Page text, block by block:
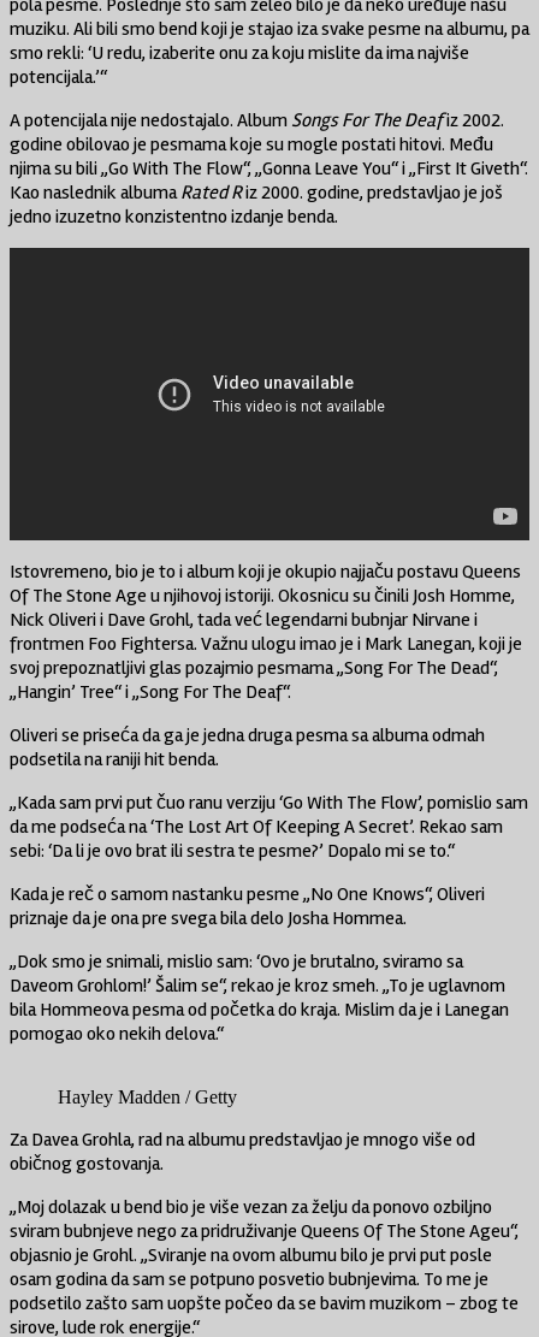
muziku. Ali bili smo bend koji je stajao iza svake pesme na albumu, pa
smo rekli: ‘U redu, izaberite onu za koju mislite da ima najviše
potencijala.’“
A potencijala nije nedostajalo. Album Songs For The Deafiz 2002.
godine obilovao je pesmama koje su mogle postati hitovi. Među
njima su bili „Go With The Flow“, „Gonna Leave You“ i „First It Giveth“.
Kao naslednik albumaRated Riz 2000. godine, predstavljao je još
jedno izuzetno konzistentno izdanje benda.
Istovremeno, bio je to i album koji je okupio najjaču postavu Queens
Of The Stone Age u njihovoj istoriji. Okosnicu su činili Josh Homme,
Nick Oliveri i Dave Grohl, tada već legendarni bubnjar Nirvane i
frontmen Foo Fightersa. Važnu ulogu imao je i Mark Lanegan, koji je
svoj prepoznatljivi glas pozajmio pesmama „Song For The Dead“,
„Hangin’ Tree“ i „Song For The Deaf“.
Oliveri se priseća da ga je jedna druga pesma sa albuma odmah
podsetila na raniji hit benda.
„Kada sam prvi put čuo ranu verziju ‘Go With The Flow’, pomislio sam
da me podseća na ‘The Lost Art Of Keeping A Secret’. Rekao sam
sebi: ‘Da li je ovo brat ili sestra te pesme?’ Dopalo mi se to.“
Kada je reč o samom nastanku pesme „No One Knows“, Oliveri
priznaje da je ona pre svega bila delo Josha Hommea.
„Dok smo je snimali, mislio sam: ‘Ovo je brutalno, sviramo sa
Daveom Grohlom!’ Šalim se“, rekao je kroz smeh. „To je uglavnom
bila Hommeova pesma od početka do kraja. Mislim da je i Lanegan
pomogao oko nekih delova.“
Hayley Madden / Getty
Za Davea Grohla, rad na albumu predstavljao je mnogo više od
običnog gostovanja.
„Moj dolazak u bend bio je više vezan za želju da ponovo ozbiljno
sviram bubnjeve nego za pridruživanje Queens Of The Stone Ageu“,
objasnio je Grohl. „Sviranje na ovom albumu bilo je prvi put posle
osam godina da sam se potpuno posvetio bubnjevima. To me je
podsetilo zašto sam uopšte počeo da se bavim muzikom – zbog te
sirove, lude rok energije.“